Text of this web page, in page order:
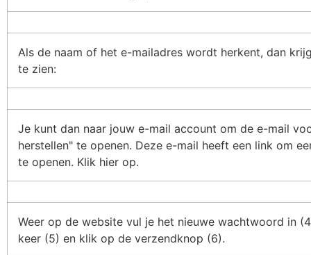
Als de naam of het e-mailadres wordt herkent, dan
te zien:
Je kunt dan naar jouw e-mail account om de e-mail
herstellen" te openen. Deze e-mail heeft een link om
te openen. Klik hier op.
Weer op de website vul je het nieuwe wachtwoord in
keer (5) en klik op de verzendknop (6).